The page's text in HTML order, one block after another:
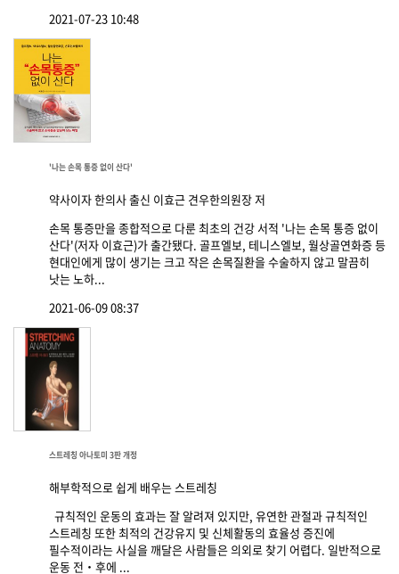
2021-07-23 10:48
'나는 손목 통증 없이 산다'
약사이자 한의사 출신 이효근 견우한의원장 저
손목 통증만을 종합적으로 다룬 최초의 건강 서적 '나는 손목 통증 없이
산다'(저자 이효근)가 출간됐다. 골프엘보, 테니스엘보, 월상골연화증 등
현대인에게 많이 생기는 크고 작은 손목질환을 수술하지 않고 말끔히
낫는 노하...
2021-06-09 08:37
스트레칭 아나토미 3판 개정
해부학적으로 쉽게 배우는 스트레칭
규칙적인 운동의 효과는 잘 알려져 있지만, 유연한 관절과 규칙적인
스트레칭 또한 최적의 건강유지 및 신체활동의 효율성 증진에
필수적이라는 사실을 깨달은 사람들은 의외로 찾기 어렵다. 일반적으로
운동 전‧후에 ...